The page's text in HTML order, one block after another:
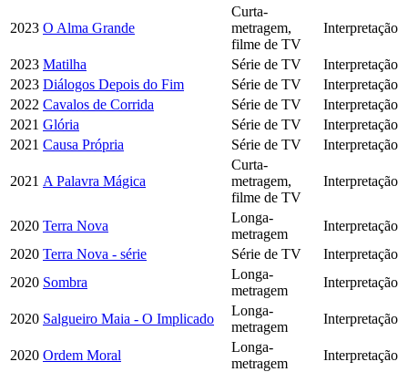
2023 O Alma Grande
Curta-
metragem,
filme de TV
Interpretação
2023 Matilha Série de TV
Interpretação
2023 Diálogos Depois do Fim Série de TV
Interpretação
2022 Cavalos de Corrida Série de TV
Interpretação
2021 Glória Série de TV
Interpretação
2021 Causa Própria Série de TV Interpretação
2021 A Palavra Mágica
Curta-
metragem,
filme de TV
Interpretação
2020 Terra Nova
Longa-
metragem
Interpretação
2020 Terra Nova - série Série de TV
Interpretação
2020 Sombra
Longa-
metragem
Interpretação
2020 Salgueiro Maia - O Implicado
Longa-
metragem
Interpretação
2020 Ordem Moral
Longa-
metragem
Interpretação